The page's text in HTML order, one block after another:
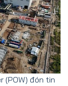
(POW) đón tin